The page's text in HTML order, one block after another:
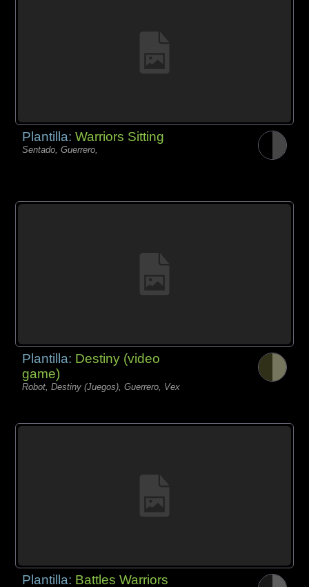
Plantilla:Warriors Sitting
Sentado, Guerrero,
Plantilla: Destiny (video
game)
Robot, Destiny (Juegos), Guerrero, Vex
Plantilla: Battles Warriors